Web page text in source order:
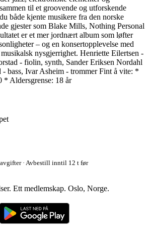
til et groovende og utforskende
både kjente musikere fra den norske
gjester som Blake Mills, Nothing Personal
er et mer jordnært album som løfter
– og en konsertopplevelse med
nysgjerrighet. Henriette Eilertsen -
- fiolin, synth, Sander Eriksen Nordahl
bass, Ivar Asheim - trommer Fint å vite: *
* Aldersgrense: 18 år
· Avbestill inntil 12 t før
Ett medlemskap. Oslo, Norge.